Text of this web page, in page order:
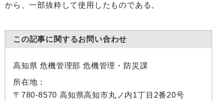
から、一部抜粋して使用したものである。
この記事に関するお問い合わせ
高知県 危機管理部 危機管理・防災課
所在地：
〒780-8570 高知県高知市丸ノ内1丁目2番20号